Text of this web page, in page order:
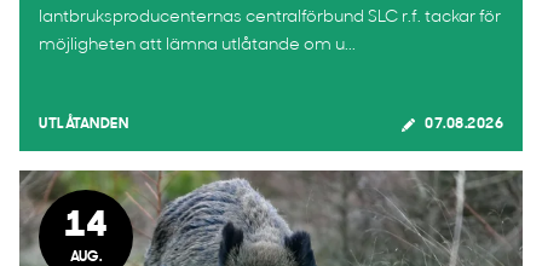
lantbruksproducenternas centralförbund SLC r.f. tackar för
möjligheten att lämna utlåtande om u...
UTLÅTANDEN 07.08.2026
14
AUG.